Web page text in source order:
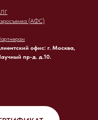
(АФС)
офис: г. Москва,
пр-д. д.10.